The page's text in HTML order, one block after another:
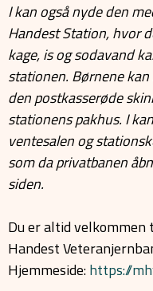
I kan også nyde den
Handest Station, hvor
kage, is og sodavand
stationen. Børnene
den postkasserøde
stationens pakhus. I
ventesalen og
som da privatbanen
siden.
Du er altid
Handest
Hjemmeside:https://